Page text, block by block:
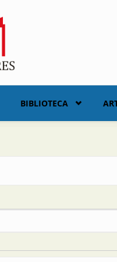
BIBLIOTECA